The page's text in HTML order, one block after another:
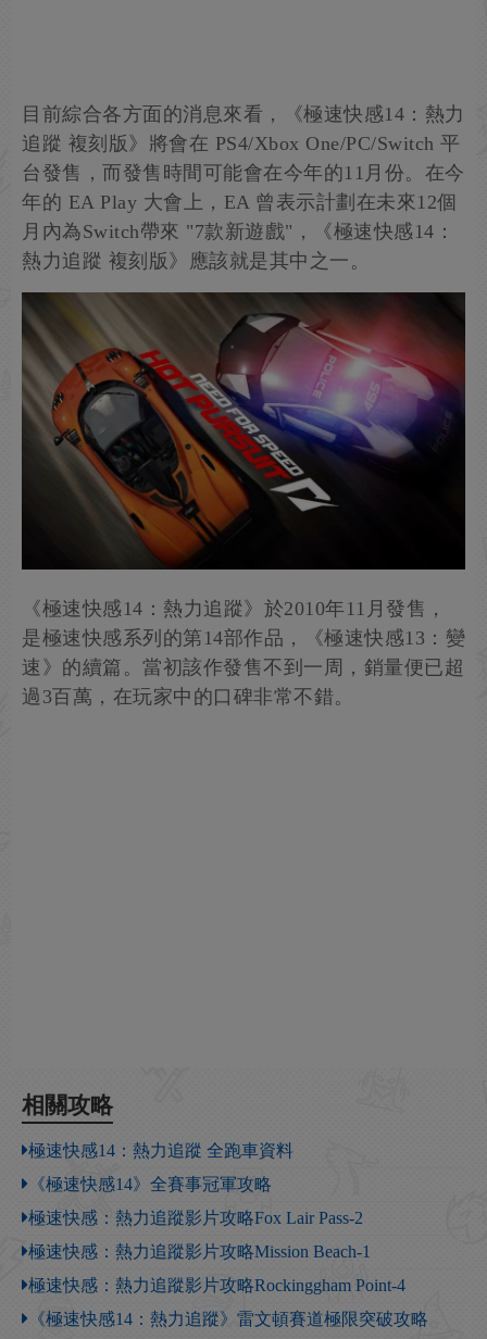
目前綜合各方面的消息來看，《極速快感14：熱力
追蹤 複刻版》將會在 PS4/Xbox One/PC/Switch 平
台發售，而發售時間可能會在今年的11月份。在今
年的 EA Play 大會上，EA 曾表示計劃在未來12個
月內為Switch帶來 "7款新遊戲"，《極速快感14：
熱力追蹤 複刻版》應該就是其中之一。
《極速快感14：熱力追蹤》於2010年11月發售，
是極速快感系列的第14部作品，《極速快感13：變
速》的續篇。當初該作發售不到一周，銷量便已超
過3百萬，在玩家中的口碑非常不錯。
相關攻略
極速快感14：熱力追蹤 全跑車資料
《極速快感14》全賽事冠軍攻略
極速快感：熱力追蹤影片攻略Fox Lair Pass-2
極速快感：熱力追蹤影片攻略Mission Beach-1
極速快感：熱力追蹤影片攻略Rockinggham Point-4
《極速快感14：熱力追蹤》雷文頓賽道極限突破攻略